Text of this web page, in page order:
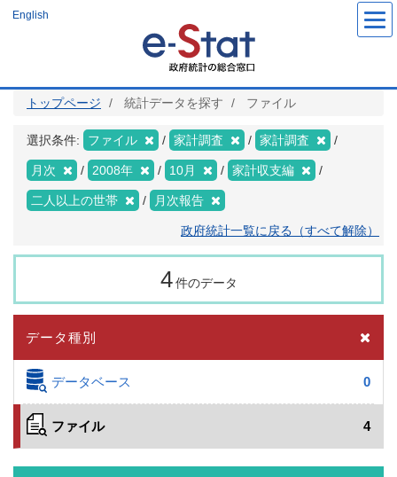
ツ
English
トップページ 統計データを探す ファイル
選択条件: ファイル 家計調査 家計調査
月次 2008年 10月 家計収支編
二人以上の世帯 月次報告
政府統計一覧に戻る（すべて解除）
4 件のデータ
データ種別
データベース 0
ファイル 4